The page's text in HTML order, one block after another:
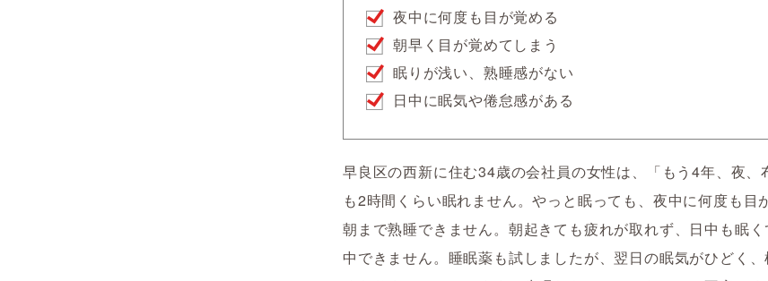
夜中に何度も目が覚める
朝早く目が覚めてしまう
眠りが浅い、熟睡感がない
日中に眠気や倦怠感がある
早良区の西新に住む34歳の会社員の女性は、「もう4年、夜、
も2時間くらい眠れません。やっと眠っても、夜中に何度も目
朝まで熟睡できません。朝起きても疲れが取れず、日中も眠
中できません。睡眠薬も試しましたが、翌日の眠気がひどく、